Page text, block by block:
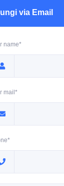
via Email
name*
mail*